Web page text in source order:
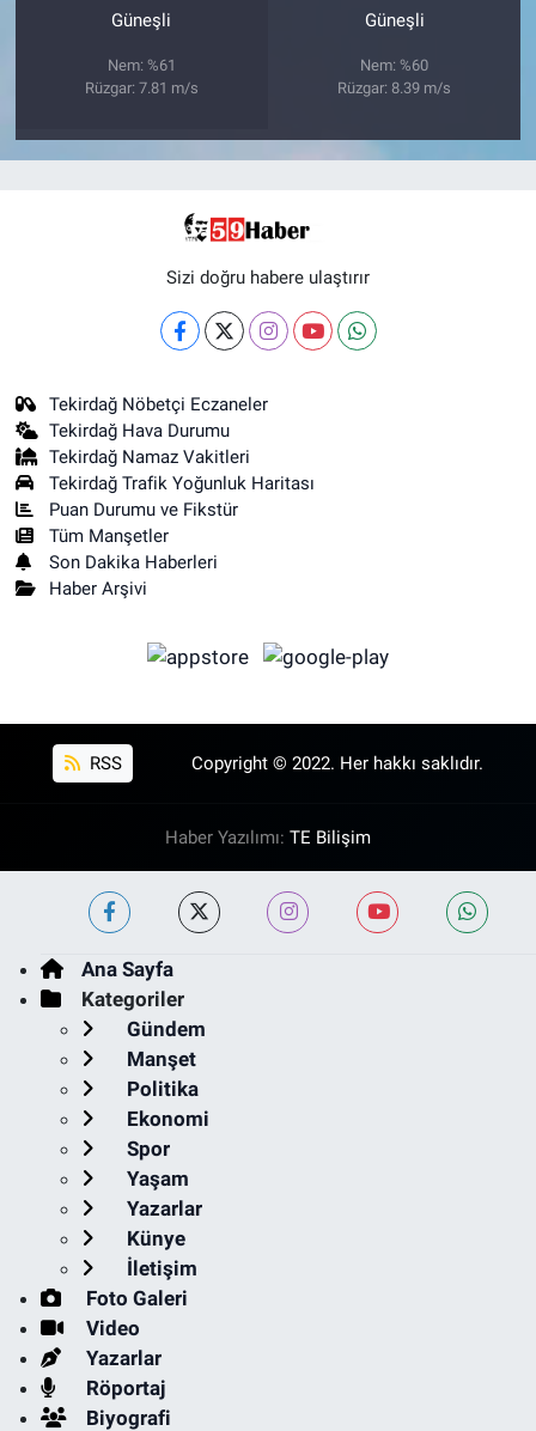
Güneşli
Nem: %61
Rüzgar: 7.81 m/s
Güneşli
Nem: %60
Rüzgar: 8.39 m/s
Sizi doğru habere ulaştırır
Tekirdağ Nöbetçi Eczaneler
Tekirdağ Hava Durumu
Tekirdağ Namaz Vakitleri
Tekirdağ Trafik Yoğunluk Haritası
Puan Durumu ve Fikstür
Tüm Manşetler
Son Dakika Haberleri
Haber Arşivi
RSS Copyright © 2022. Her hakkı saklıdır.
Haber Yazılımı: TE Bilişim
Ana Sayfa
Kategoriler
Gündem
Manşet
Politika
Ekonomi
Spor
Yaşam
Yazarlar
Künye
İletişim
Foto Galeri
Video
Yazarlar
Röportaj
Biyografi